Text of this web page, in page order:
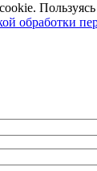
обработки